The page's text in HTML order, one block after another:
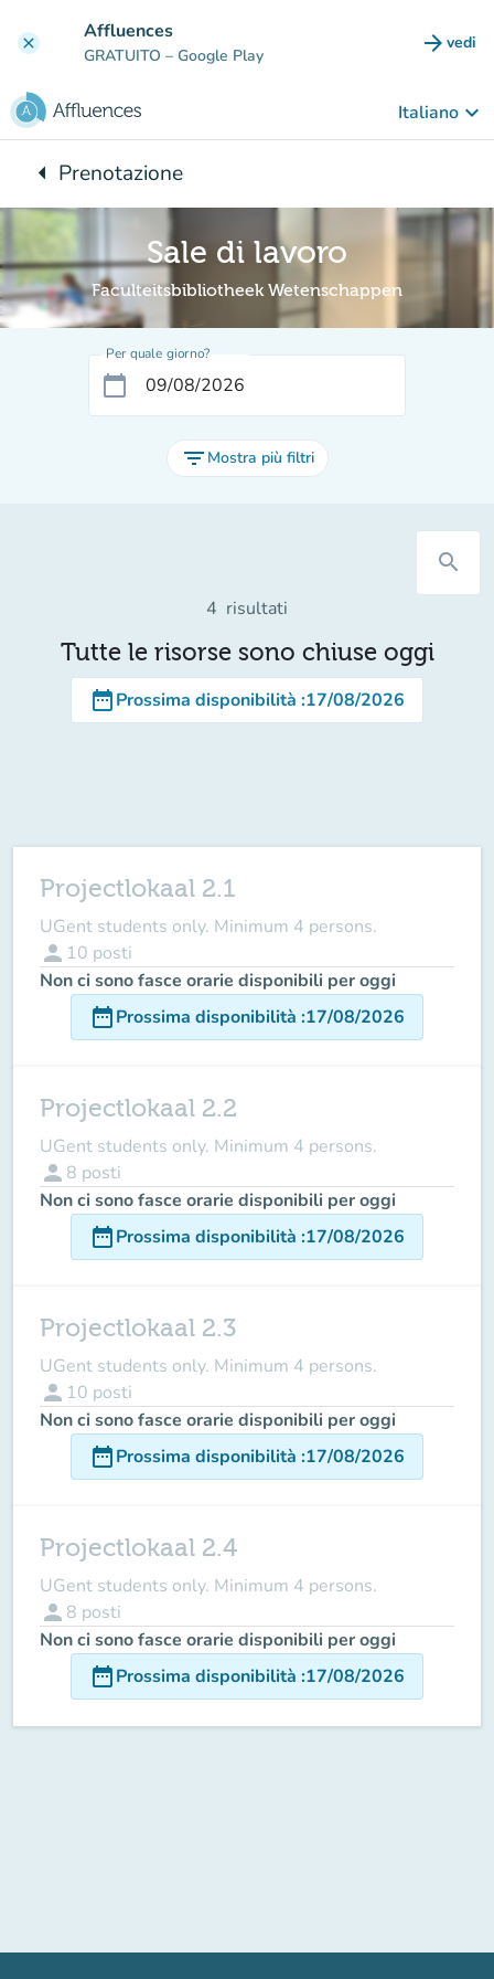
clear Affluences
GRATUITO – Google Play arrow_forward vedi
Italiano keyboard_arrow_down
arrow_leftTorna a:
Prenotazione
Sale di lavoro
Faculteitsbibliotheek Wetenschappen
Per quale giorno?
calendar_today
filter_list Mostra più filtri
search
4 risultati
Tutte le risorse sono chiuse oggi
date_rangeProssima disponibilità :17/08/2026
Projectlokaal 2.1
UGent students only. Minimum 4 persons.
person 10 posti
Non ci sono fasce orarie disponibili per oggi
date_rangeProssima disponibilità :17/08/2026
Projectlokaal 2.2
UGent students only. Minimum 4 persons.
person 8 posti
Non ci sono fasce orarie disponibili per oggi
date_rangeProssima disponibilità :17/08/2026
Projectlokaal 2.3
UGent students only. Minimum 4 persons.
person 10 posti
Non ci sono fasce orarie disponibili per oggi
date_rangeProssima disponibilità :17/08/2026
Projectlokaal 2.4
UGent students only. Minimum 4 persons.
person 8 posti
Non ci sono fasce orarie disponibili per oggi
date_rangeProssima disponibilità :17/08/2026